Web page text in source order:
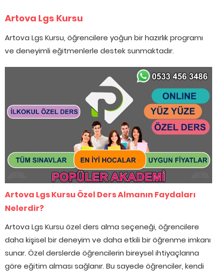
Artova Lgs Kursu
Artova Lgs Kursu, öğrencilere yoğun bir hazırlık programı
ve deneyimli eğitmenlerle destek sunmaktadır.
Artova Lgs Kursu Özel Ders Almanın Faydaları
Nelerdir?
Artova Lgs Kursu özel ders alma seçeneği, öğrencilere
daha kişisel bir deneyim ve daha etkili bir öğrenme imkanı
sunar. Özel derslerde öğrencilerin bireysel ihtiyaçlarına
göre eğitim alması sağlanır. Bu sayede öğrenciler, kendi